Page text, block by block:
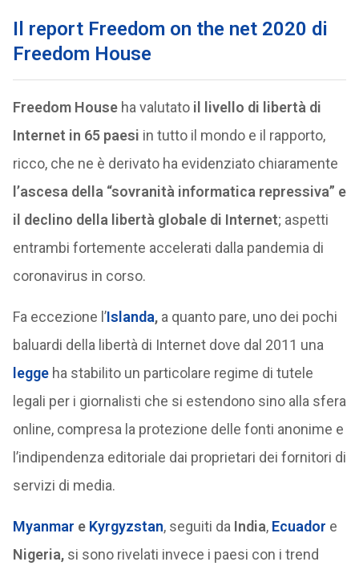
Il report Freedom on the net 2020 di
Freedom House
Freedom Househa valutato il livello di libertà di
Internet in 65 paesi in tutto il mondo e il rapporto,
ricco, che ne è derivato ha evidenziato chiaramente
l’ascesa della “sovranità informatica repressiva” e
il declino della libertà globale di Internet; aspetti
entrambi fortemente accelerati dalla pandemia di
coronavirus in corso.
Fa eccezione l’Islanda,a quanto pare, uno dei pochi
baluardi della libertà di Internet dove dal 2011 una
legge ha stabilito un particolare regime di tutele
legali per i giornalisti che si estendono sino alla sfera
online, compresa la protezione delle fonti anonime e
l’indipendenza editoriale dai proprietari dei fornitori di
servizi di media.
Myanmar e Kyrgyzstan, seguiti da India, Ecuador e
Nigeria,si sono rivelati invece i paesi con i trend